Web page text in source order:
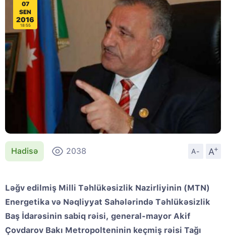
07
SEN
2016
18:55
Hadisə 2038 A- A
+
Ləğv edilmiş Milli Təhlükəsizlik Nazirliyinin (MTN)
Energetika və Nəqliyyat Sahələrində Təhlükəsizlik
Baş İdarəsinin sabiq rəisi, general-mayor Akif
Çovdarov Bakı Metropolteninin keçmiş rəisi Tağı